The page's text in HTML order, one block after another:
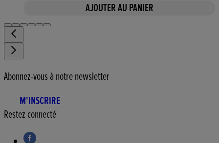
AJOUTER AU PANIER
Abonnez-vous à notre newsletter
M'INSCRIRE
Restez connecté